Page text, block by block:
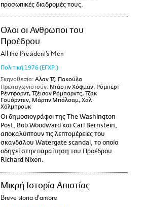
προσωπικές διαδρομές τους.
Ολοι οι Ανθρωποι του
Προέδρου
All the President's Men
Πολιτική1976 (ΕΓΧΡ.)
Σκηνοθεσία: Αλαν Τζ. Πακούλα
Πρωταγωνιστούν: Ντάστιν Χόφμαν, Ρόμπερτ
Ρέντφορντ, Τζέισον Ρόμπαρντς, Τζακ
Γουόρντεν, Μάρτιν Μπάλσαμ, Χαλ
Χόλμπρουκ
Οι δημοσιογράφοι της The Washington
Post, Bob Woodward και Carl Bernstein,
αποκαλύπτουν τις λεπτομέρειες του
σκανδάλου Watergate scandal, το οποίο
οδηγεί στην παραίτηση του Προέδρου
Richard Nixon.
Μικρή Ιστορία Απιστίας
Breve storia d'amore